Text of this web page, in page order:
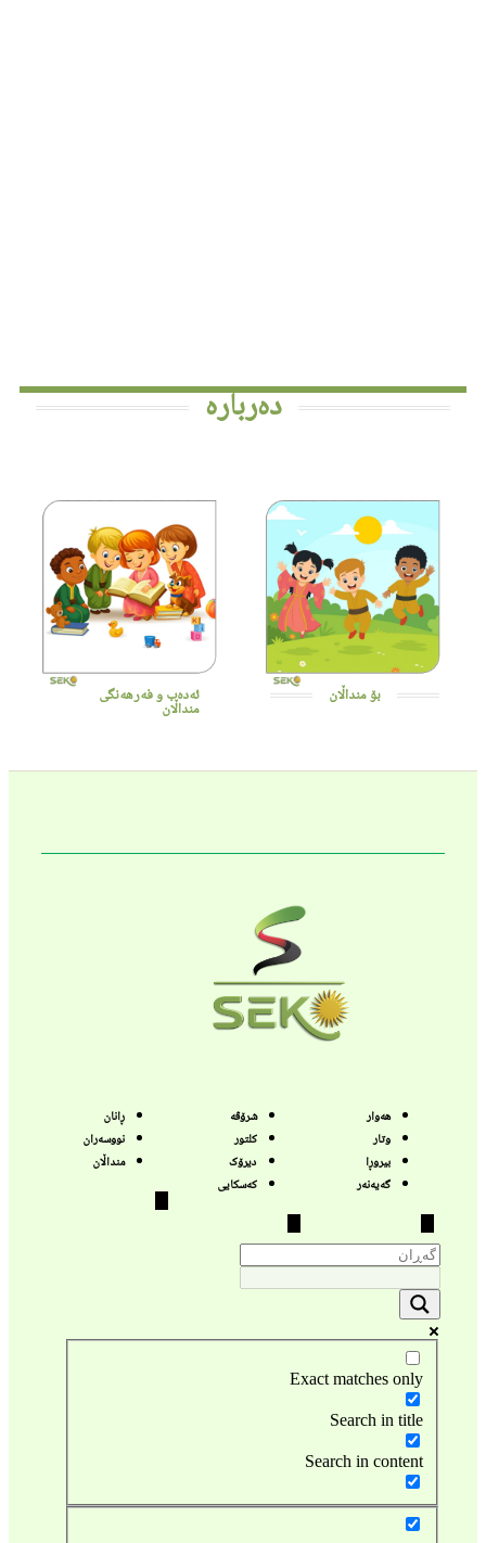
دەربارە
بۆ منداڵان ئەدەب و فەرهەنگی
منداڵان
هەوار
وتار
بیروڕا
گەیەنەر
شرۆڤە
کلتور
دیرۆک
کەسکایی
ڕانان
نووسەران
منداڵان
Exact matches only
Search in title
Search in content